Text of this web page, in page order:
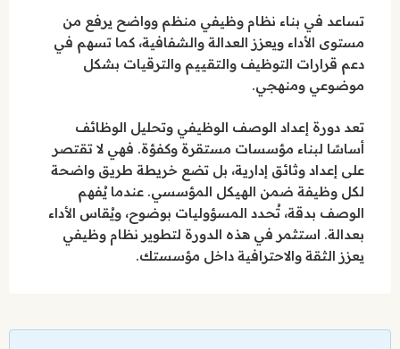
تساعد في بناء نظام وظيفي منظم وواضح يرفع من
مستوى الأداء ويعزز العدالة والشفافية، كما تسهم في
دعم قرارات التوظيف والتقييم والترقيات بشكل
موضوعي ومنهجي.
تعد دورة إعداد الوصف الوظيفي وتحليل الوظائف
أساسًا لبناء مؤسسات مستقرة وكفؤة. فهي لا تقتصر
على إعداد وثائق إدارية، بل تضع خريطة طريق واضحة
لكل وظيفة ضمن الهيكل المؤسسي. عندما يُفهم
الوصف بدقة، تُحدد المسؤوليات بوضوح، ويُقاس الأداء
بعدالة. استثمر في هذه الدورة لتطوير نظام وظيفي
يعزز الثقة والاحترافية داخل مؤسستك.